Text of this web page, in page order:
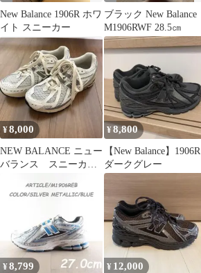
New Balance 1906R ホワ
イト スニーカー
ブラック New Balance
M1906RWF 28.5㎝
¥8,000
NEW BALANCE ニュー
バランス スニーカ
¥8,800
【New Balance】1906R
ダークグレー
¥8,799 ¥ 12,000